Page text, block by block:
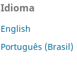
Idioma
English
Português (Brasil)